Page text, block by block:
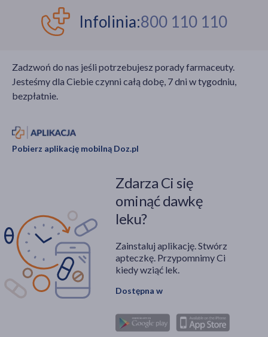
Infolinia:800 110 110
Zadzwoń do nas jeśli potrzebujesz porady farmaceuty.
Jesteśmy dla Ciebie czynni całą dobę, 7 dni w tygodniu,
bezpłatnie.
Pobierz aplikację mobilną Doz.pl
Zdarza Ci się
ominąć dawkę
leku?
Zainstaluj aplikację. Stwórz
apteczkę. Przypomnimy Ci
kiedy wziąć lek.
Dostępna w